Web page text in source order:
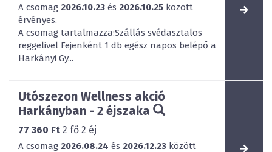
A csomag 2026.10.23 és 2026.10.25 között
érvényes.
A csomag tartalmazza:Szállás svédasztalos
reggelivel Fejenként 1 db egész napos belépő a
Harkányi Gy...
Utószezon Wellness akció
Harkányban - 2 éjszaka
77 360 Ft 2 fő 2 éj
A csomag 2026.08.24 és 2026.12.23 között